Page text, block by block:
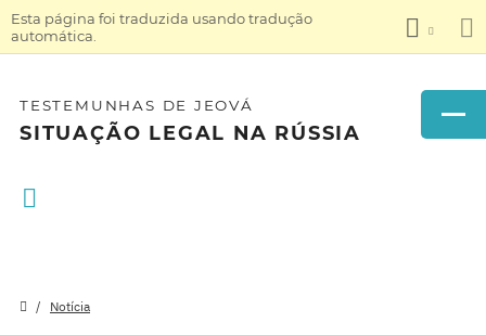
Esta página foi traduzida usando tradução
automática.
TESTEMUNHAS DE JEOVÁ
SITUAÇÃO LEGAL NA RÚSSIA
Notícia